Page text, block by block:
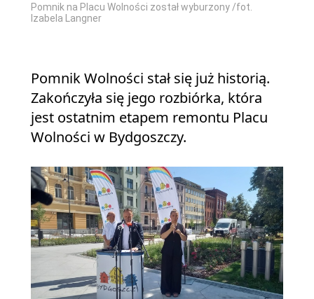
Pomnik na Placu Wolności został wyburzony /fot.
Izabela Langner
Pomnik Wolności stał się już historią.
Zakończyła się jego rozbiórka, która
jest ostatnim etapem remontu Placu
Wolności w Bydgoszczy.